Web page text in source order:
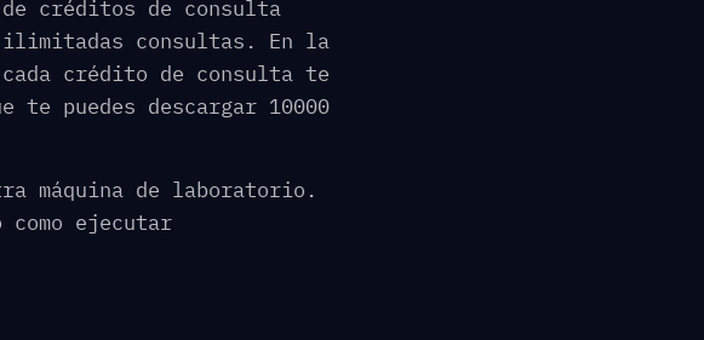
créditos de consulta
ilimitadas consultas. En la
crédito de consulta te
puedes descargar 10000
máquina de laboratorio.
ejecutar